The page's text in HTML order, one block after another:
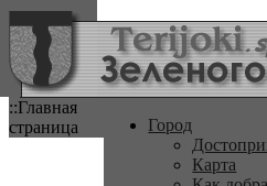
::Главная
страница
Город
Карта